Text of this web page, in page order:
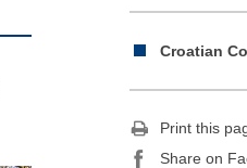
Croatian
Print this
Share on